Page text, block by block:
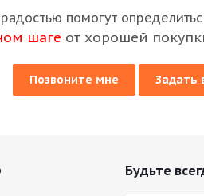
помогут
шаге от хорошей
Позвоните мне Задать
Будьте